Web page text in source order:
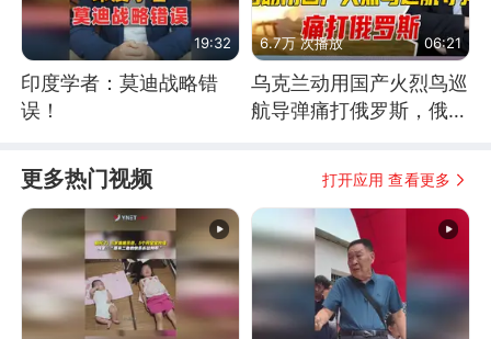
19:32
印度学者：莫迪战略错
误！
6.7万 次播放 06:21
乌克兰动用国产火烈鸟巡
航导弹痛打俄罗斯，俄军
更多热门视频 打开应用 查看更多